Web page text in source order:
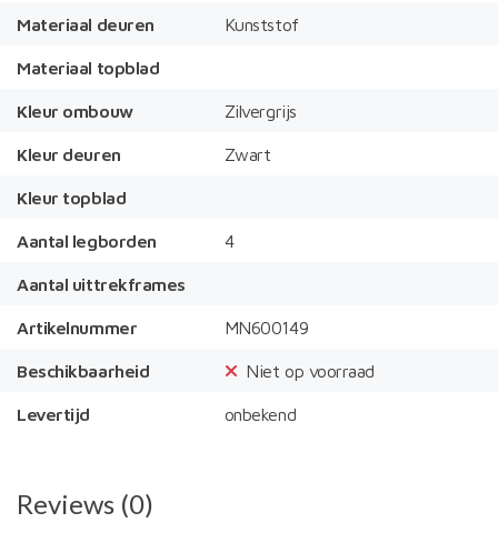
Materiaal deuren Kunststof
Materiaal topblad
Kleur ombouw Zilvergrijs
Kleur deuren Zwart
Kleur topblad
Aantal legborden 4
Aantal uittrekframes
Artikelnummer MN600149
Beschikbaarheid Niet op voorraad
Levertijd onbekend
Reviews (0)